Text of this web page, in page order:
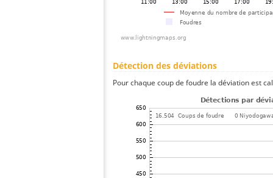
Détection des déviations
Pour chaque coup de foudre la déviation est